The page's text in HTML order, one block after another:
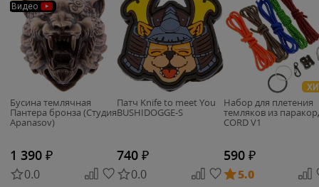
Видео
Бусина темлячная
Пантера бронза (Студия
Apanasov)
1 390 ₽
0.0
Патч Knife to meet You
BUSHIDOGGE-S
740 ₽
0.0
Набор для плетения
темляков из
CORD V1
590 ₽
5.0